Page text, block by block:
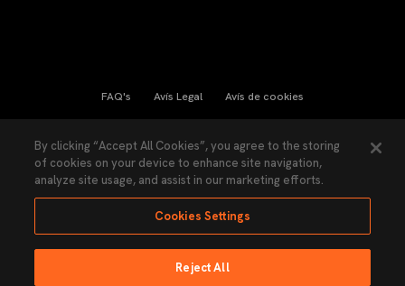
FAQ's Avís Legal Avís de cookies
Llei de Transparència Política de Privacitat
Accessibilitat
By clicking “Accept All Cookies”, you agree to the storing
of cookies on your device to enhance site navigation,
analyze site usage, and assist in our marketing efforts.
Cookies Settings
Reject All